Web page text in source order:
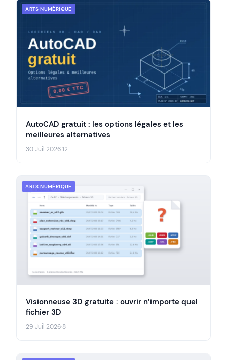
ARTS NUMÉRIQUE
AutoCAD gratuit : les options légales et les
meilleures alternatives
30 Juil 2026·12
ARTS NUMÉRIQUE
Visionneuse 3D gratuite : ouvrir n’importe quel
fichier 3D
29 Juil 2026·8